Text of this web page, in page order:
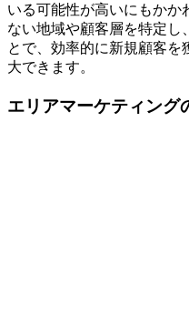
いる可能性が高いにもかか
ない地域や顧客層を特定し
とで、効率的に新規顧客
大できます。
エリアマーケティング